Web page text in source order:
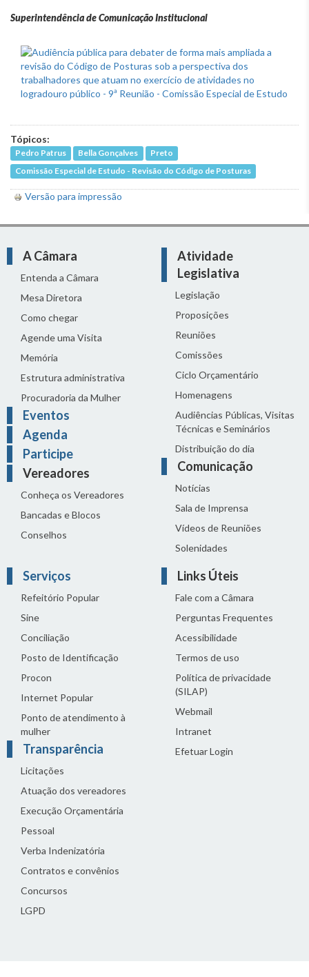
Superintendência de Comunicação Institucional
Tópicos:
Pedro Patrus Bella Gonçalves
Preto
Comissão Especial de Estudo - Revisão do Código de Posturas
Versão para impressão
A Câmara
Entenda a Câmara
Mesa Diretora
Como chegar
Agende uma Visita
Memória
Estrutura administrativa
Procuradoria da Mulher
Eventos
Agenda
Participe
Vereadores
Conheça os Vereadores
Bancadas e Blocos
Conselhos
Atividade
Legislativa
Legislação
Proposições
Reuniões
Comissões
Ciclo Orçamentário
Homenagens
Audiências Públicas, Visitas
Técnicas e Seminários
Distribuição do dia
Comunicação
Notícias
Sala de Imprensa
Vídeos de Reuniões
Solenidades
Serviços
Refeitório Popular
Sine
Conciliação
Posto de Identificação
Procon
Internet Popular
Ponto de atendimento à
mulher
Transparência
Licitações
Atuação dos vereadores
Execução Orçamentária
Pessoal
Verba Indenizatória
Contratos e convênios
Concursos
LGPD
Links Úteis
Fale com a Câmara
Perguntas Frequentes
Acessibilidade
Termos de uso
Política de privacidade
(SILAP)
Webmail
Intranet
Efetuar Login